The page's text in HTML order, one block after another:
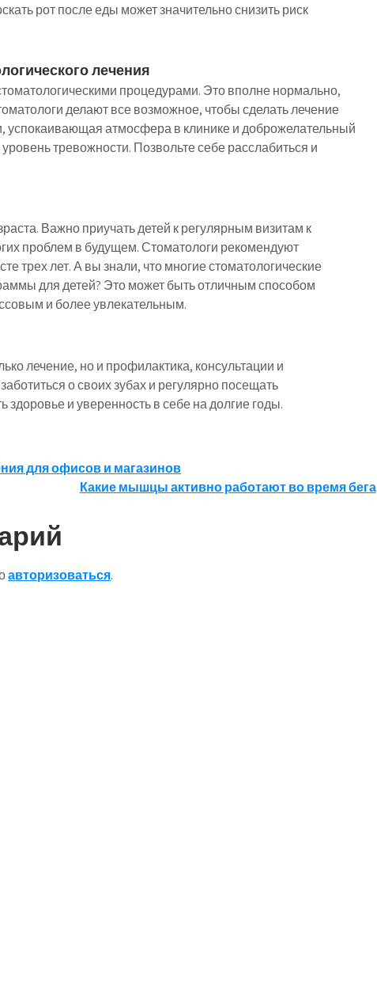
рот после еды может значительно снизить риск
лечения
процедурами. Это вполне нормально,
делают все возможное, чтобы сделать лечение
успокаивающая атмосфера в клинике и доброжелательный
тревожности. Позвольте себе расслабиться и
Важно приучать детей к регулярным визитам к
проблем в будущем. Стоматологи рекомендуют
трех лет. А вы знали, что многие стоматологические
для детей? Это может быть отличным способом
и более увлекательным.
лечение, но и профилактика, консультации и
о своих зубах и регулярно посещать
и уверенность в себе на долгие годы.
для офисов и магазинов
Какие мышцы активно работают во время бега
авторизоваться.